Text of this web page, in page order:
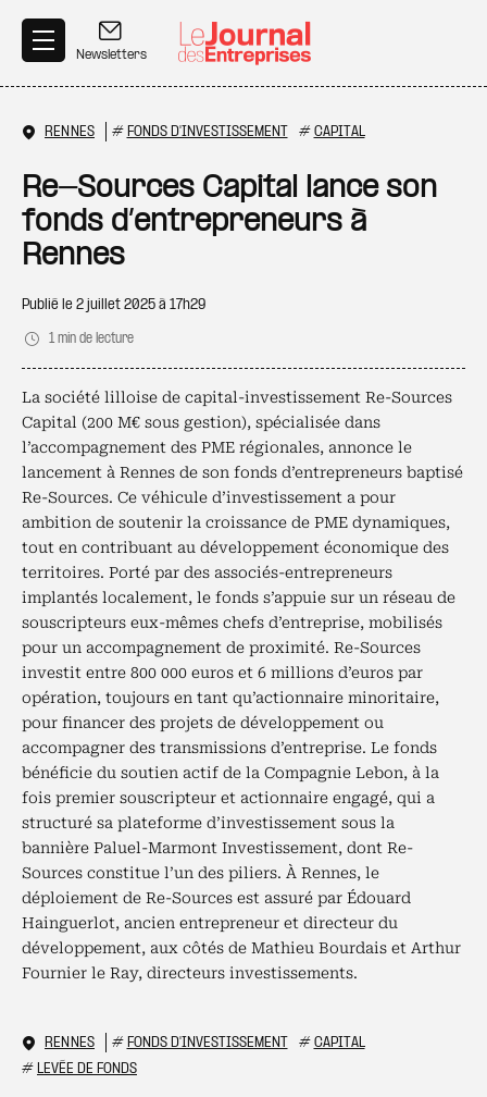
Newsletters
RENNES # FONDS D'INVESTISSEMENT # CAPITAL
Re-Sources Capital lance son
fonds d’entrepreneurs à
Rennes
Publié le 2 juillet 2025 à 17h29
1 min de lecture
La société lilloise de capital-investissement Re-Sources
Capital (200 M€ sous gestion), spécialisée dans
l’accompagnement des PME régionales, annonce le
lancement à Rennes de son fonds d’entrepreneurs baptisé
Re-Sources. Ce véhicule d’investissement a pour
ambition de soutenir la croissance de PME dynamiques,
tout en contribuant au développement économique des
territoires. Porté par des associés-entrepreneurs
implantés localement, le fonds s’appuie sur un réseau de
souscripteurs eux-mêmes chefs d’entreprise, mobilisés
pour un accompagnement de proximité. Re-Sources
investit entre 800 000 euros et 6 millions d’euros par
opération, toujours en tant qu’actionnaire minoritaire,
pour financer des projets de développement ou
accompagner des transmissions d’entreprise. Le fonds
bénéficie du soutien actif de la Compagnie Lebon, à la
fois premier souscripteur et actionnaire engagé, qui a
structuré sa plateforme d’investissement sous la
bannière Paluel-Marmont Investissement, dont Re-
Sources constitue l’un des piliers. À Rennes, le
déploiement de Re-Sources est assuré par Édouard
Hainguerlot, ancien entrepreneur et directeur du
développement, aux côtés de Mathieu Bourdais et Arthur
Fournier le Ray, directeurs investissements.
RENNES # FONDS D'INVESTISSEMENT # CAPITAL
# LEVÉE DE FONDS